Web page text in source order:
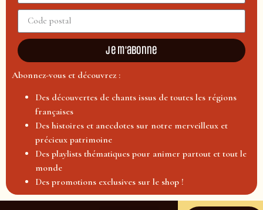
Je m'abonne
Abonnez-vous et découvrez :
Des découvertes de chants issus de toutes les régions
françaises
Des histoires et anecdotes sur notre merveilleux et
précieux patrimoine
Des playlists thématiques pour animer partout et tout le
monde
Des promotions exclusives sur le shop !